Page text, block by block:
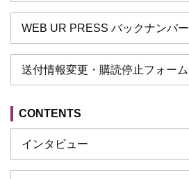
WEB UR PRESS バックナンバー
送付情報変更・購読停止フォーム
CONTENTS
インタビュー